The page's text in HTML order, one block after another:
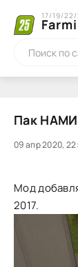
17/19/
Пак НАМИ
09 апр 2020,
1 2 3 4
Мод
2017.